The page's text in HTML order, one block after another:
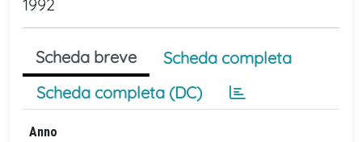
1992
Scheda breve
Scheda completa
Scheda completa (DC)
Anno